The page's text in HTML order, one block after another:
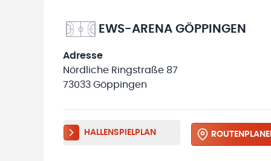
EWS-ARENA GÖPPINGEN
Adresse
Nördliche Ringstraße 87
73033 Göppingen
HALLENSPIELPLAN